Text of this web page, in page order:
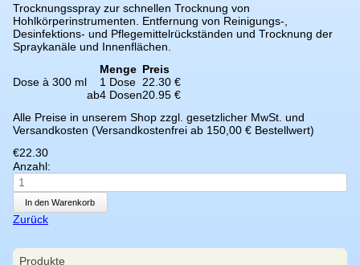
Trocknungsspray zur schnellen Trocknung von
Hohlkörperinstrumenten. Entfernung von Reinigungs-,
Desinfektions- und Pflegemittelrückständen und Trocknung der
Spraykanäle und Innenflächen.
Menge Preis
Dose à 300 ml
1 Dose 22.30 €
ab4 Dosen20.95 €
Alle Preise in unserem Shop zzgl. gesetzlicher MwSt. und
Versandkosten (Versandkostenfrei ab 150,00 € Bestellwert)
€22.30
Anzahl:
Zurück
Navigation
Produkte